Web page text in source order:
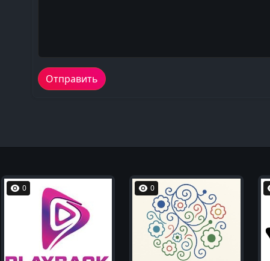
0 0